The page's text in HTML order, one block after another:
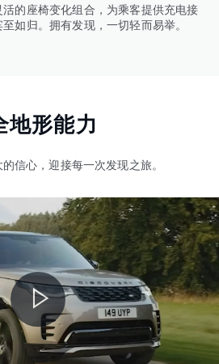
的座椅变化组合，为乘客提供充电接
如归。拥有发现，一切轻而易举。
地形能力
信心，迎接每一次发现之旅。